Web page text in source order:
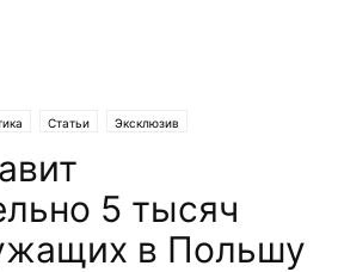
Статьи Эксклюзив
5 тысяч
в Польшу